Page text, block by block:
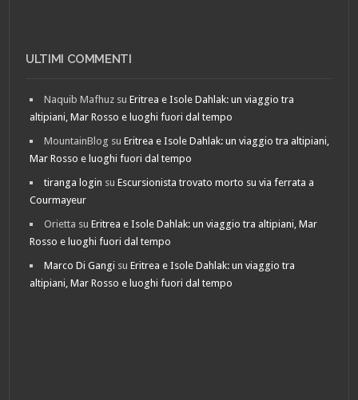
ULTIMI COMMENTI
Naquib Mafhuz suEritrea e Isole Dahlak: un viaggio tra
altipiani, Mar Rosso e luoghi fuori dal tempo
MountainBlog suEritrea e Isole Dahlak: un viaggio tra altipiani,
Mar Rosso e luoghi fuori dal tempo
tiranga login suEscursionista trovato morto su via ferrata a
Courmayeur
Orietta suEritrea e Isole Dahlak: un viaggio tra altipiani, Mar
Rosso e luoghi fuori dal tempo
Marco Di Gangi suEritrea e Isole Dahlak: un viaggio tra
altipiani, Mar Rosso e luoghi fuori dal tempo